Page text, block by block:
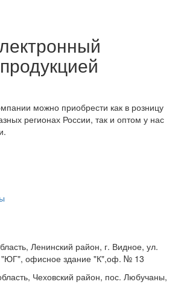
можно приобрести как в розницу
регионах России, так и оптом у нас
Ленинский район, г. Видное, ул.
"ЮГ", офисное здание "К",оф. № 13
Чеховский район, пос. Любучаны,